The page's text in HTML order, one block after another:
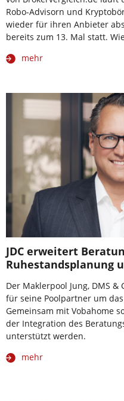
Robo-Advisorn und
wieder für ihren Anbieter
bereits zum 13. Mal statt.
mehr
JDC erweitert
Ruhestandsplanung
Der Maklerpool Jung, DMS &
für seine Poolpartner um
Gemeinsam mit Vobahome
der Integration des
unterstützt werden.
mehr